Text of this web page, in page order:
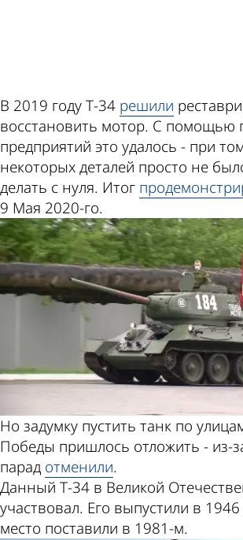
В 2019 году Т-34 решили
восстановить мотор. С помощью
предприятий это удалось - при
некоторых деталей просто не
делать с нуля. Итог
9 Мая 2020-го.
Но задумку пустить танк по
Победы пришлось отложить - из-
парад отменили.
Данный Т-34 в Великой
участвовал. Его выпустили в 1946
место поставили в 1981-м.